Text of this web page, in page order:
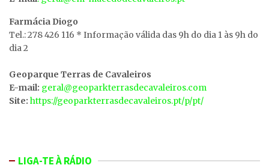
Farmácia Diogo
Tel.: 278 426 116 * Informação válida das 9h do dia 1 às 9h do
dia 2
Geoparque Terras de Cavaleiros
E-mail: geral@geoparkterrasdecavaleiros.com
Site: https://geoparkterrasdecavaleiros.pt/p/pt/
LIGA-TE À RÁDIO